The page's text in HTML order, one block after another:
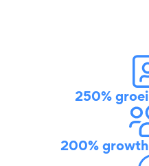
250% groei
200% growth